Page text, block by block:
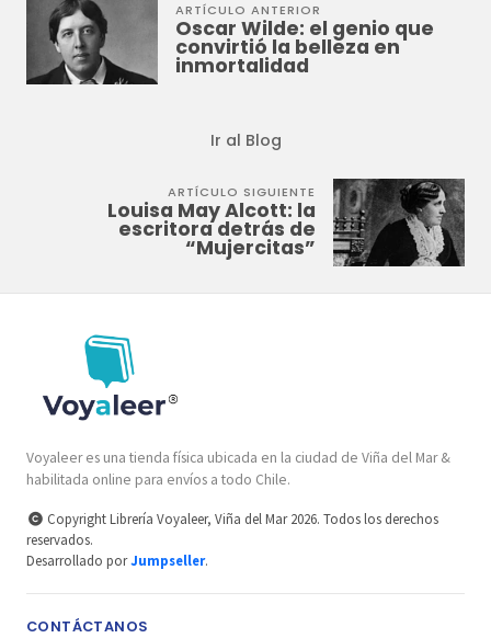
ARTÍCULO ANTERIOR
Oscar Wilde: el genio que
convirtió la belleza en
inmortalidad
Ir al Blog
ARTÍCULO SIGUIENTE
Louisa May Alcott: la
escritora detrás de
“Mujercitas”
Voyaleer es una tienda física ubicada en la ciudad de Viña del Mar &
habilitada online para envíos a todo Chile.
Copyright Librería Voyaleer, Viña del Mar 2026. Todos los derechos
reservados.
Desarrollado porJumpseller.
CONTÁCTANOS